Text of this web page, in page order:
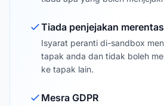
Tiada penjejakan
Isyarat peranti di-sandbox
tapak anda dan tidak boleh
ke tapak lain.
Mesra GDPR